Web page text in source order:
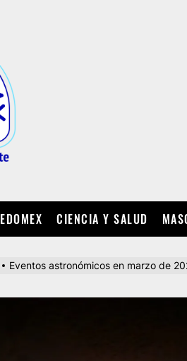
EDOMEX CIENCIA Y SALUD
Eventos astronómicos en marzo de